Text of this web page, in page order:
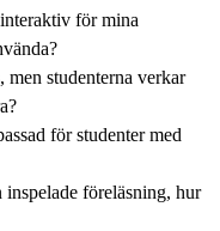
för mina
men studenterna verkar
för studenter med
inspelade föreläsning, hur